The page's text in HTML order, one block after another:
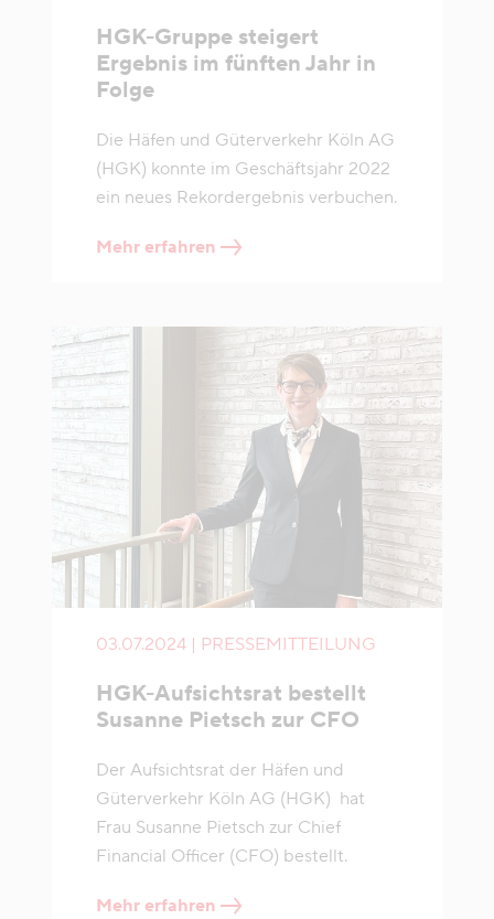
HGK-Gruppe steigert
Ergebnis im fünften Jahr in
Folge
Die Häfen und Güterverkehr Köln AG
(HGK) konnte im Geschäftsjahr 2022
ein neues Rekordergebnis verbuchen.
Mehr erfahren
03.07.2024 | PRESSEMITTEILUNG
HGK-Aufsichtsrat bestellt
Susanne Pietsch zur CFO
Der Aufsichtsrat der Häfen und
Güterverkehr Köln AG (HGK) hat
Frau Susanne Pietsch zur Chief
Financial Officer (CFO) bestellt.
Mehr erfahren